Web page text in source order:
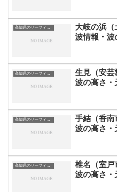
高知県のサーフィン波情報・ポイント・スポット一覧
大岐の浜（
波情報・波
高知県のサーフィン波情報・ポイント・スポット一覧
生見（安芸
波の高さ・
高知県のサーフィン波情報・ポイント・スポット一覧
手結（香南
波の高さ・
高知県のサーフィン波情報・ポイント・スポット一覧
椎名（室戸
波の高さ・